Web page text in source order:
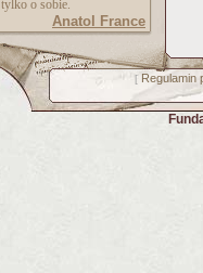
tylko o sobie.
Anatol France
[ Regulamin